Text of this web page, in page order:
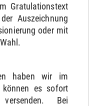
Gratulationstext
Auszeichnung
oder mit
haben wir im
es sofort
Bei